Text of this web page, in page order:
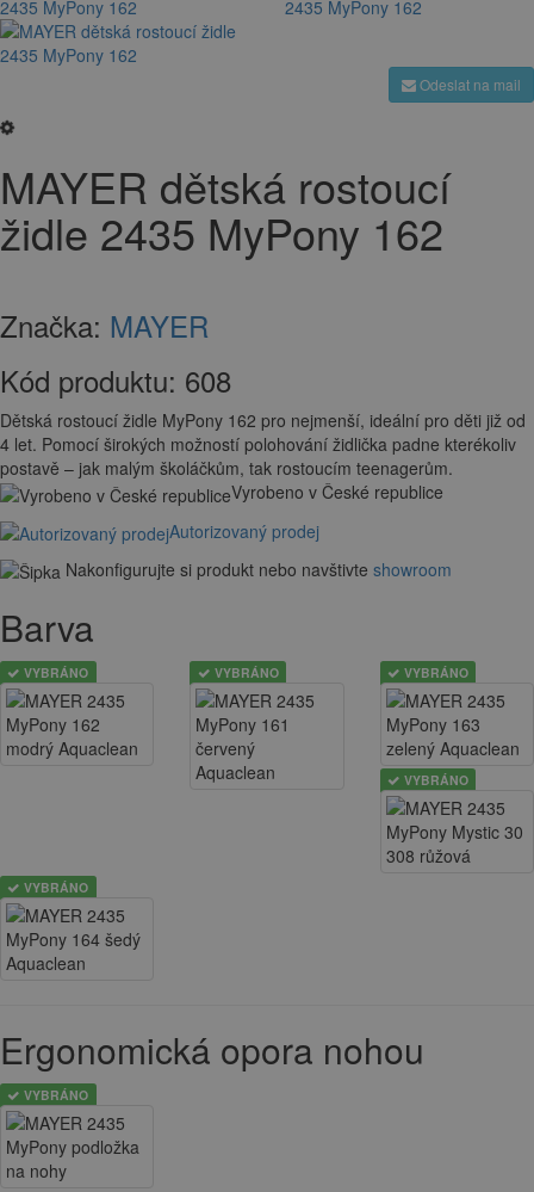
Odeslat na mail
MAYER dětská rostoucí
židle 2435 MyPony 162
Značka: MAYER
Kód produktu: 608
Dětská rostoucí židle MyPony 162 pro nejmenší, ideální pro děti již od
4 let. Pomocí širokých možností polohování židlička padne kterékoliv
postavě – jak malým školáčkům, tak rostoucím teenagerům.
Vyrobeno v České republice
Autorizovaný prodej
Nakonfigurujte si produkt nebo navštivte showroom
Barva
VYBRÁNO VYBRÁNO VYBRÁNO
VYBRÁNO
VYBRÁNO
Ergonomická opora nohou
VYBRÁNO